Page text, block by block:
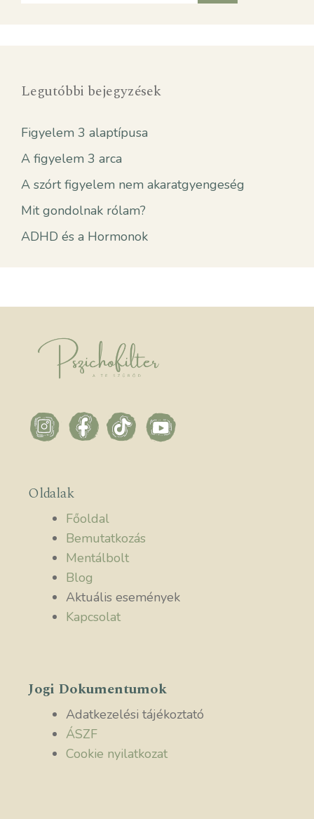
Legutóbbi bejegyzések
Figyelem 3 alaptípusa
A figyelem 3 arca
A szórt figyelem nem akaratgyengeség
Mit gondolnak rólam?
ADHD és a Hormonok
Oldalak
Főoldal
Bemutatkozás
Mentálbolt
Blog
Aktuális események
Kapcsolat
Jogi Dokumentumok
Adatkezelési tájékoztató
ÁSZF
Cookie nyilatkozat